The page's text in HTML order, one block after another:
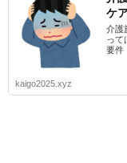
ケ
介護
って
要件
kaigo2025.xyz